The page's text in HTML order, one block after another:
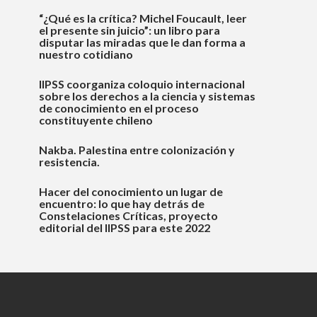
“¿Qué es la crítica? Michel Foucault, leer
el presente sin juicio”: un libro para
disputar las miradas que le dan forma a
nuestro cotidiano
IIPSS coorganiza coloquio internacional
sobre los derechos a la ciencia y sistemas
de conocimiento en el proceso
constituyente chileno
Nakba. Palestina entre colonización y
resistencia.
Hacer del conocimiento un lugar de
encuentro: lo que hay detrás de
Constelaciones Críticas, proyecto
editorial del IIPSS para este 2022